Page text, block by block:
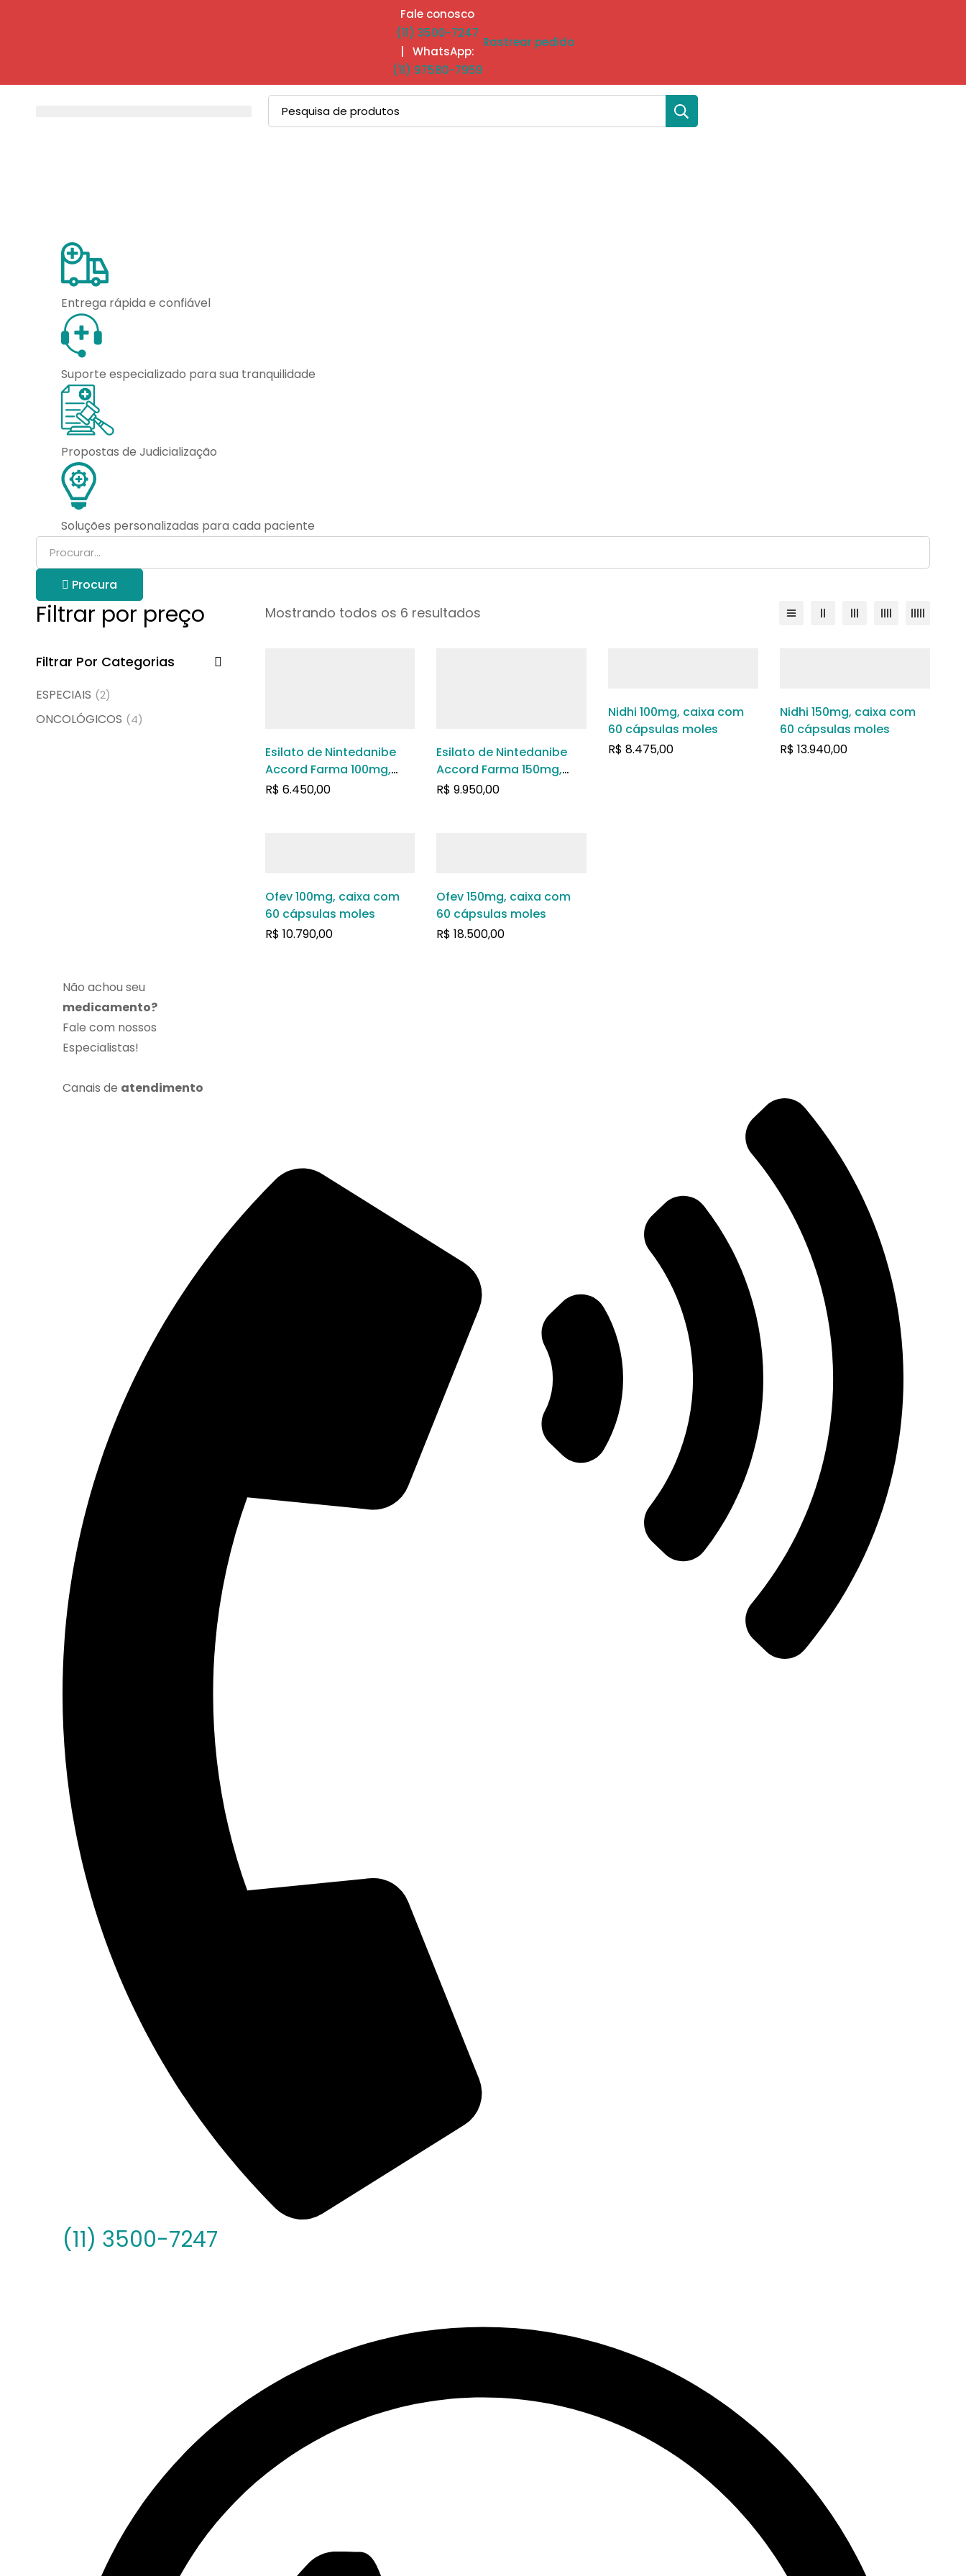
Fale conosco
(11) 3500-7247
| WhatsApp:
(11) 97580-7959
Rastrear pedido
Procurar
por:
Entrega rápida e confiável
Suporte especializado para sua tranquilidade
Propostas de Judicialização
Soluções personalizadas para cada paciente
Procurar
por:
Procura
Filtrar por preço
Filtrar Por Categorias
ESPECIAIS (2)
ONCOLÓGICOS (4)
Mostrando todos os 6 resultados
Esilato de Nintedanibe
Accord Farma 100mg,
caixa com 60 cápsulas
R$ 6.450,00
Esilato de Nintedanibe
Accord Farma 150mg,
caixa com 60 cápsulas
R$ 9.950,00
Nidhi 100mg, caixa com
60 cápsulas moles
R$ 8.475,00
Nidhi 150mg, caixa com
60 cápsulas moles
R$ 13.940,00
Ofev 100mg, caixa com
60 cápsulas moles
R$ 10.790,00
Ofev 150mg, caixa com
60 cápsulas moles
R$ 18.500,00
Não achou seu
medicamento?
Fale com nossos
Especialistas!
Canais de atendimento
(11) 3500-7247